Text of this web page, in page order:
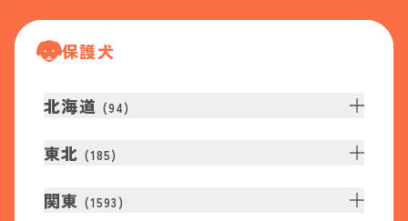
保護犬
北海道 (94)
東北 (185)
関東 (1593 )